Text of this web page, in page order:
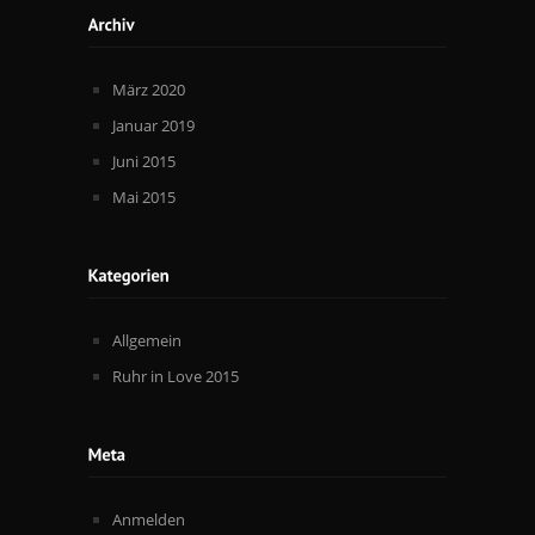
März 2020
Januar 2019
Juni 2015
Mai 2015
Allgemein
Ruhr in Love 2015
Anmelden